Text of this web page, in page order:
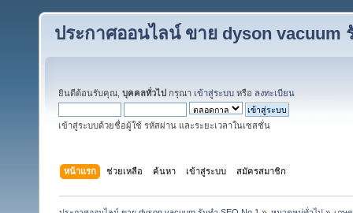
ประกาศออนไลน์ ขาย dyson vacuum
ยินดีต้อนรับคุณ, บุคคลทั่วไป กรุณา เข้าสู่ระบบ หรือ ลงทะเบียน
เข้าสู่ระบบด้วยชื่อผู้ใช้ รหัสผ่าน และระยะเวลาในเซสชั่น
หน้าแรก ช่วยเหลือ ค้นหา เข้าสู่ระบบ สมัครสมาชิก